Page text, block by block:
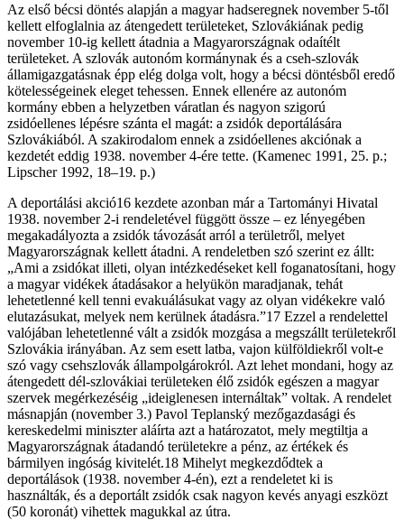
Az első bécsi döntés alapján a magyar hadseregnek november 5-től
kellett elfoglalnia az átengedett területeket, Szlovákiának pedig
november 10-ig kellett átadnia a Magyarországnak odaítélt
területeket. A szlovák autonóm kormánynak és a cseh-szlovák
államigazgatásnak épp elég dolga volt, hogy a bécsi döntésből eredő
kötelességeinek eleget tehessen. Ennek ellenére az autonóm
kormány ebben a helyzetben váratlan és nagyon szigorú
zsidóellenes lépésre szánta el magát: a zsidók deportálására
Szlovákiából. A szakirodalom ennek a zsidóellenes akciónak a
kezdetét eddig 1938. november 4-ére tette. (Kamenec 1991, 25. p.;
Lipscher 1992, 18–19. p.)
A deportálási akció16 kezdete azonban már a Tartományi Hivatal
1938. november 2-i rendeletével függött össze – ez lényegében
megakadályozta a zsidók távozását arról a területről, melyet
Magyarországnak kellett átadni. A rendeletben szó szerint ez állt:
„Ami a zsidókat illeti, olyan intézkedéseket kell foganatosítani, hogy
a magyar vidékek átadásakor a helyükön maradjanak, tehát
lehetetlenné kell tenni evakuálásukat vagy az olyan vidékekre való
elutazásukat, melyek nem kerülnek átadásra.”17 Ezzel a rendelettel
valójában lehetetlenné vált a zsidók mozgása a megszállt területekről
Szlovákia irányában. Az sem esett latba, vajon külföldiekről volt-e
szó vagy csehszlovák állampolgárokról. Azt lehet mondani, hogy az
átengedett dél-szlovákiai területeken élő zsidók egészen a magyar
szervek megérkezéséig „ideiglenesen internáltak” voltak. A rendelet
másnapján (november 3.) Pavol Teplanský mezőgazdasági és
kereskedelmi miniszter aláírta azt a határozatot, mely megtiltja a
Magyarországnak átadandó területekre a pénz, az értékek és
bármilyen ingóság kivitelét.18 Mihelyt megkezdődtek a
deportálások (1938. november 4-én), ezt a rendeletet ki is
használták, és a deportált zsidók csak nagyon kevés anyagi eszközt
(50 koronát) vihettek magukkal az útra.